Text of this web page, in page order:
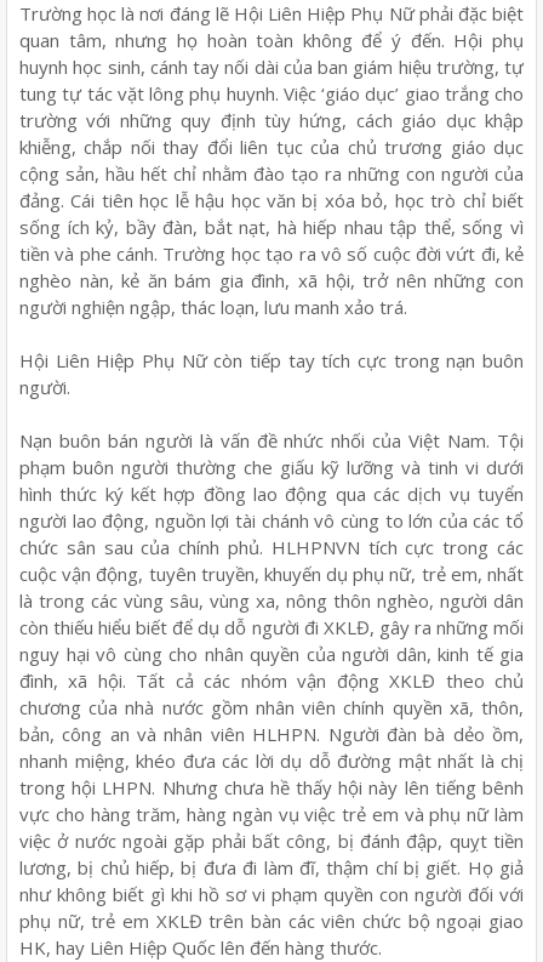
Trường học là nơi đáng lẽ Hội Liên Hiệp Phụ Nữ phải đặc biệt
quan tâm, nhưng họ hoàn toàn không để ý đến. Hội phụ
huynh học sinh, cánh tay nối dài của ban giám hiệu trường, tự
tung tự tác vặt lông phụ huynh. Việc ‘giáo dục’ giao trắng cho
trường với những quy định tùy hứng, cách giáo dục khập
khiễng, chắp nối thay đổi liên tục của chủ trương giáo dục
cộng sản, hầu hết chỉ nhằm đào tạo ra những con người của
đảng. Cái tiên học lễ hậu học văn bị xóa bỏ, học trò chỉ biết
sống ích kỷ, bầy đàn, bắt nạt, hà hiếp nhau tập thể, sống vì
tiền và phe cánh. Trường học tạo ra vô số cuộc đời vứt đi, kẻ
nghèo nàn, kẻ ăn bám gia đình, xã hội, trở nên những con
người nghiện ngập, thác loạn, lưu manh xảo trá.
Hội Liên Hiệp Phụ Nữ còn tiếp tay tích cực trong nạn buôn
người.
Nạn buôn bán người là vấn đề nhức nhối của Việt Nam. Tội
phạm buôn người thường che giấu kỹ lưỡng và tinh vi dưới
hình thức ký kết hợp đồng lao động qua các dịch vụ tuyển
người lao động, nguồn lợi tài chánh vô cùng to lớn của các tổ
chức sân sau của chính phủ. HLHPNVN tích cực trong các
cuộc vận động, tuyên truyền, khuyến dụ phụ nữ, trẻ em, nhất
là trong các vùng sâu, vùng xa, nông thôn nghèo, người dân
còn thiếu hiểu biết để dụ dỗ người đi XKLĐ, gây ra những mối
nguy hại vô cùng cho nhân quyền của người dân, kinh tế gia
đình, xã hội. Tất cả các nhóm vận động XKLĐ theo chủ
chương của nhà nước gồm nhân viên chính quyền xã, thôn,
bản, công an và nhân viên HLHPN. Người đàn bà dẻo ồm,
nhanh miệng, khéo đưa các lời dụ dỗ đường mật nhất là chị
trong hội LHPN. Nhưng chưa hề thấy hội này lên tiếng bênh
vực cho hàng trăm, hàng ngàn vụ việc trẻ em và phụ nữ làm
việc ở nước ngoài gặp phải bất công, bị đánh đập, quỵt tiền
lương, bị chủ hiếp, bị đưa đi làm đĩ, thậm chí bị giết. Họ giả
như không biết gì khi hồ sơ vi phạm quyền con người đối với
phụ nữ, trẻ em XKLĐ trên bàn các viên chức bộ ngoại giao
HK, hay Liên Hiệp Quốc lên đến hàng thước.